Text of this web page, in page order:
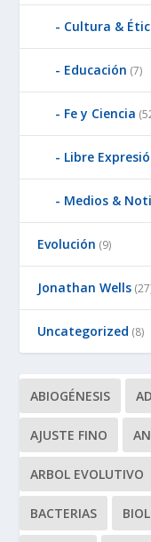
Cultura &
Educación (7)
Fe y Ciencia
Libre
Medios &
Evolución (9)
Jonathan Wells
Uncategorized (8)
ABIOGÉNESIS
AJUSTE FINO
ARBOL EVOLUTIVO
BACTERIAS